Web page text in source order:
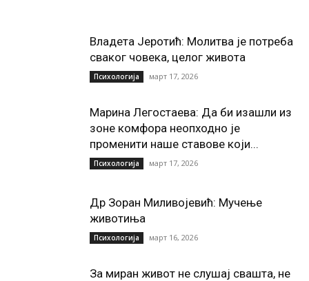
Владета Јеротић: Молитва је потреба
сваког човека, целог живота
Психологија март 17, 2026
Марина Легостаева: Да би изашли из
зоне комфора неопходно је
променити наше ставове који...
Психологија март 17, 2026
Др Зоран Миливојевић: Мучење
животиња
Психологија март 16, 2026
За миран живот не слушај свашта, не